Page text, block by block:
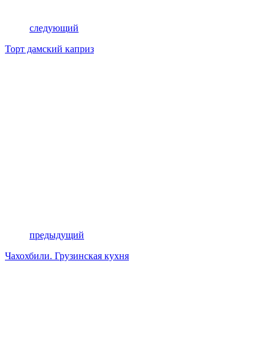
следующий
Торт дамский каприз
предыдущий
Чахохбили. Грузинская кухня